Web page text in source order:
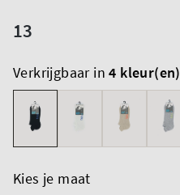
13
Verkrijgbaar in4 kleur(en)
Kies je maat